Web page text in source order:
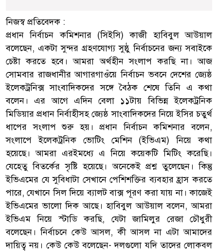
নিজস্ব প্রতিবেদক :
প্রধান নির্বাচন কমিশনার (সিইসি) কাজী হাবিবুল আউয়াল
বলেছেন, একটা সুন্দর গ্রহণযোগ্য সুষ্ঠু নির্বাচনের জন্য সবাইকে
চেষ্টা করতে হবে। আমরা অর্থহীন সংলাপ করছি না। আজ
সোমবার রাজধানীর আগারগাওঁয়ে নির্বাচন ভবনে দেশের জ্যেষ্ঠ
ইলেকট্রনিক্স সাংবাদিকদের সঙ্গে বৈঠক শেষে তিনি এ কথা
বলেন। এর আগে এদিন বেলা ১১টায় বিভিন্ন ইলেকট্রনিক
মিডিয়ার প্রধান নির্বাহীসহ জ্যেষ্ঠ সাংবাদিকদের নিয়ে ইসির চতুর্থ
ধাপের সংলাপ শুরু হয়। প্রধান নির্বাচন কমিশনার বলেন,
সংলাপে ইলেকট্রনিক ভোটিং মেশিন (ইভিএম) নিয়ে কথা
হয়েছে। আমরা এরইমধ্যে এ নিয়ে কয়েকটি মিটিং করেছি।
যেহেতু বিতর্কের সৃষ্টি হয়েছে। অনেকেই প্রশ্ন তুলেছেন। কিন্তু
ইভিএমের যে সুবিধাটা সেখানে পেশিশক্তির ব্যবহার হ্রাস করতে
পারে, যেখানে সিল দিয়ে ব্যালট বাক্স পূরণ করা যায় না। কাজেই
ইভিএমের ভালো দিক আছে। হাবিবুল আউয়াল বলেন, আমরা
ইভিএম নিয়ে স্টাডি করছি, যেটা জামিলুর রেজা চৌধুরী
বলেছেন। নির্বাচনে কেউ আসল, কী আসল না এটা আমাদের
দায়িত্ব নয়। কেউ কেউ বলেছেন- দলগুলো যদি তাদের লোকবল